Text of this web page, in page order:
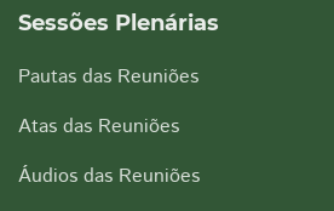
Sessões Plenárias
Pautas das Reuniões
Atas das Reuniões
Áudios das Reuniões